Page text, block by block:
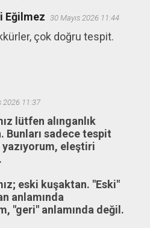
Eğilmez 30 Mayıs 2026 11:44
çok doğru tespit.
2026 11:37
lütfen alınganlık
Bunları sadece tespit
eleştiri
eski kuşaktan. "Eski"
anlamında
"geri" anlamında değil.